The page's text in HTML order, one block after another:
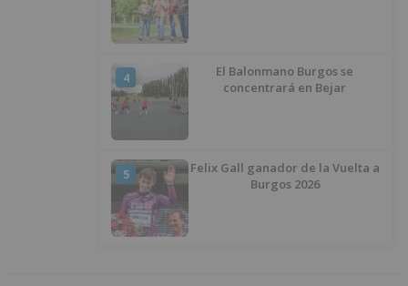
4
El Balonmano Burgos se
concentrará en Bejar
5
Felix Gall ganador de la Vuelta a
Burgos 2026